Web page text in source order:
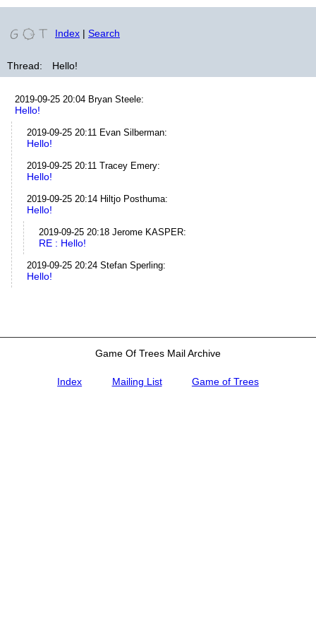
Index | Search
Thread: Hello!
2019-09-25 20:04 Bryan Steele:
Hello!
2019-09-25 20:11 Evan Silberman:
Hello!
2019-09-25 20:11 Tracey Emery:
Hello!
2019-09-25 20:14 Hiltjo Posthuma:
Hello!
2019-09-25 20:18 Jerome KASPER:
RE : Hello!
2019-09-25 20:24 Stefan Sperling:
Hello!
Game Of Trees Mail Archive
Index Mailing List Game of Trees